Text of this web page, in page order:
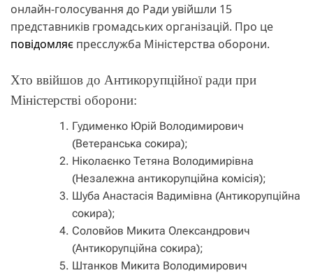
онлайн-голосування до Ради увійшли 15
представників громадських організацій. Про це
повідомляє пресслужба Міністерства оборони.
Хто ввійшов до Антикорупційної ради при
Міністерстві оборони:
Гудименко Юрій Володимирович
(Ветеранська сокира);
Ніколаєнко Тетяна Володимирівна
(Незалежна антикорупційна комісія);
Шуба Анастасія Вадимівна (Антикорупційна
сокира);
Соловйов Микита Олександрович
(Антикорупційна сокира);
Штанков Микита Володимирович